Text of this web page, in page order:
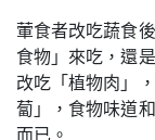
葷食者改吃蔬食
食物」來吃，還
改吃「植物肉」
蔔」，食物味道
而已。